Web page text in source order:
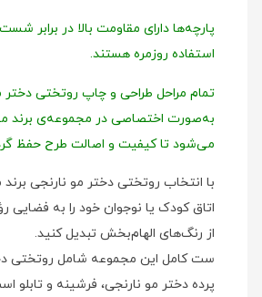
پارچه‌ها دارای مقاومت بالا در برابر
استفاده روزمره هستند.
تمام مراحل طراحی و چاپ روتختی دختر
به‌صورت اختصاصی در مجموعه‌ی برند
می‌شود تا کیفیت و اصالت طرح حفظ
با انتخاب روتختی دختر مو نارنجی برند
اتاق کودک یا نوجوان خود را به فضایی
از رنگ‌های الهام‌بخش تبدیل کنید.
ست کامل این مجموعه شامل روتختی
پرده دختر مو نارنجی، فرشینه و تابلو